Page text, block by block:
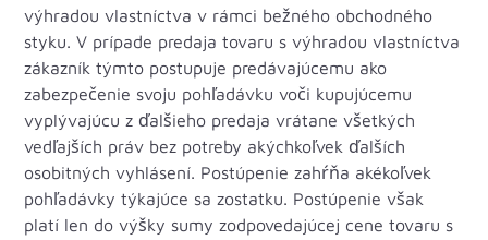
výhradou vlastníctva v rámci bežného obchodného
styku. V prípade predaja tovaru s výhradou vlastníctva
zákazník týmto postupuje predávajúcemu ako
zabezpečenie svoju pohľadávku voči kupujúcemu
vyplývajúcu z ďalšieho predaja vrátane všetkých
vedľajších práv bez potreby akýchkoľvek ďalších
osobitných vyhlásení. Postúpenie zahŕňa akékoľvek
pohľadávky týkajúce sa zostatku. Postúpenie však
platí len do výšky sumy zodpovedajúcej cene tovaru s